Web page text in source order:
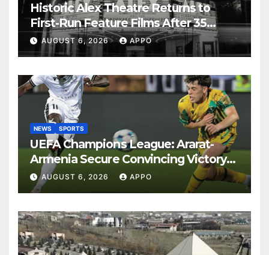
Historic Alex Theatre Returns to
First-Run Feature Films After 35
Years
AUGUST 6, 2026 APPO
NEWS SPORTS
UEFA Champions League: Ararat-
Armenia Secure Convincing Victory
Over Shamrock Rovers 2-0
AUGUST 6, 2026 APPO